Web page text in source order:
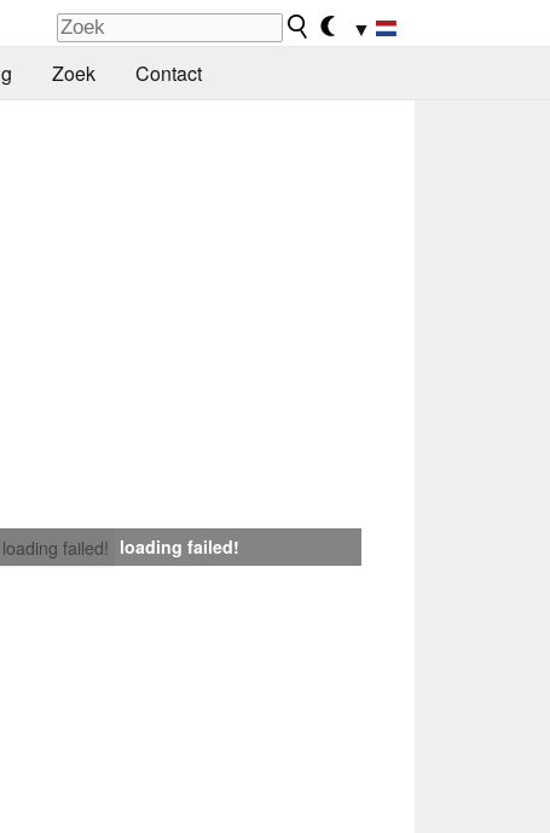
▼
Zoek Contact
loading failed! loading failed!